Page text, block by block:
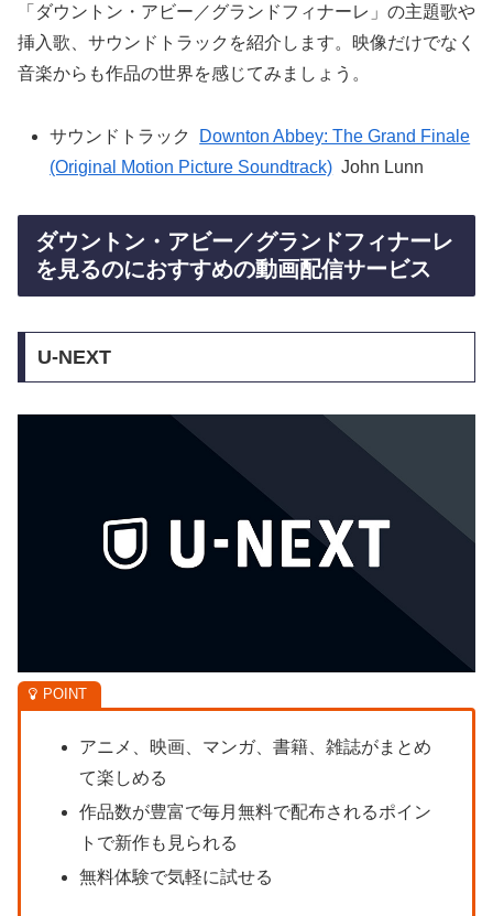
「ダウントン・アビー／グランドフィナーレ」の主題歌や
挿入歌、サウンドトラックを紹介します。映像だけでなく
音楽からも作品の世界を感じてみましょう。
サウンドトラック
Downton Abbey: The Grand Finale
(Original Motion Picture Soundtrack) John Lunn
ダウントン・アビー／グランドフィナーレ
を見るのにおすすめの動画配信サービス
U-NEXT
アニメ、映画、マンガ、書籍、雑誌がまとめ
て楽しめる
作品数が豊富で毎月無料で配布されるポイン
トで新作も見られる
無料体験で気軽に試せる